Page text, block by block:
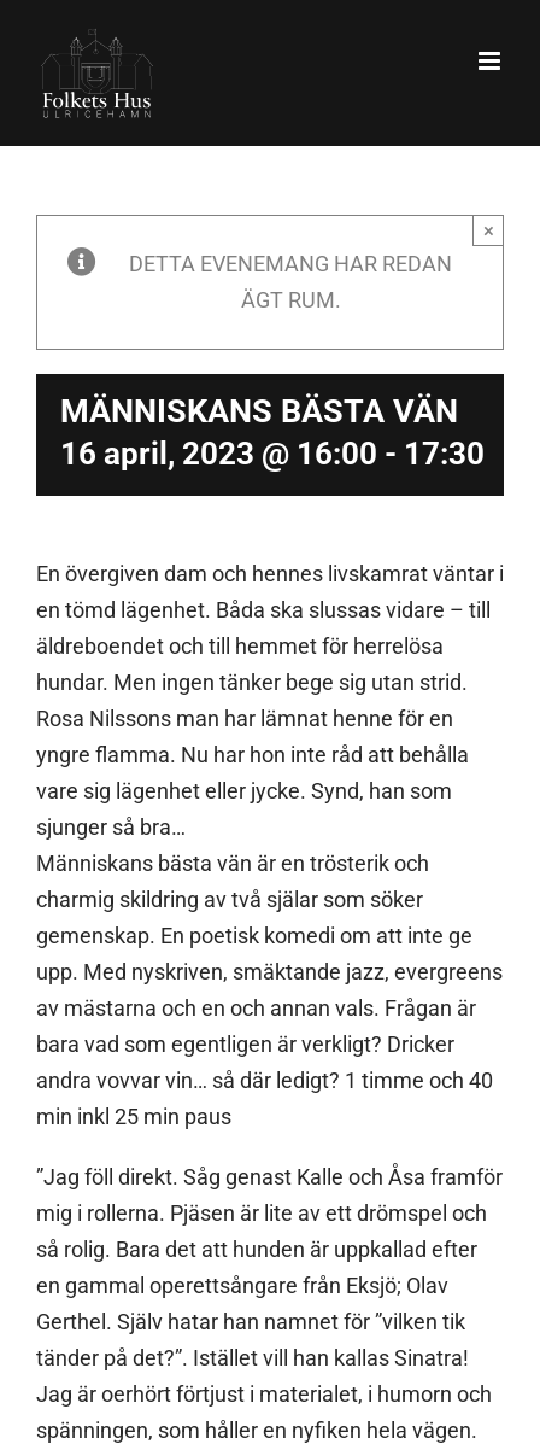
innehållet
DETTA EVENEMANG HAR REDAN
ÄGT RUM.
×
MÄNNISKANS BÄSTA VÄN
16 april, 2023 @ 16:00 - 17:30
En övergiven dam och hennes livskamrat väntar i
en tömd lägenhet. Båda ska slussas vidare – till
äldreboendet och till hemmet för herrelösa
hundar. Men ingen tänker bege sig utan strid.
Rosa Nilssons man har lämnat henne för en
yngre flamma. Nu har hon inte råd att behålla
vare sig lägenhet eller jycke. Synd, han som
sjunger så bra…
Människans bästa vän är en trösterik och
charmig skildring av två själar som söker
gemenskap. En poetisk komedi om att inte ge
upp. Med nyskriven, smäktande jazz, evergreens
av mästarna och en och annan vals. Frågan är
bara vad som egentligen är verkligt? Dricker
andra vovvar vin… så där ledigt? 1 timme och 40
min inkl 25 min paus
”Jag föll direkt. Såg genast Kalle och Åsa framför
mig i rollerna. Pjäsen är lite av ett drömspel och
så rolig. Bara det att hunden är uppkallad efter
en gammal operettsångare från Eksjö; Olav
Gerthel. Själv hatar han namnet för ”vilken tik
tänder på det?”. Istället vill han kallas Sinatra!
Jag är oerhört förtjust i materialet, i humorn och
spänningen, som håller en nyfiken hela vägen.